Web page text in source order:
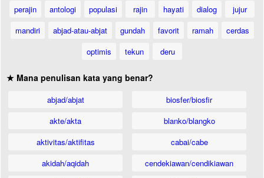
perajin
antologi populasi rajin hayati dialog
jujur
mandiri
abjad-atau-abjat gundah favorit ramah
cerdas
optimis
tekun deru
★ Mana penulisan kata yang benar?
abjad/abjat
akte/akta
aktivitas/aktifitas
akidah/aqidah
biosfer/biosfir
blanko/blangko
cabai/cabe
cendekiawan/cendikiawan